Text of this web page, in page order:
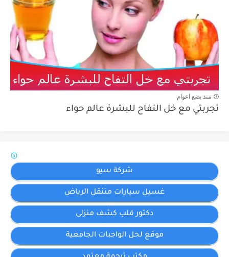
منذ بضع اعوام
تجربتي مع خل التفاح للبشرة عالم حواء
شركة سيو
غسيل سيارات متنقل الرياض
دكتور قلب كشف منزلى
موقع لحل الواجبات الجامعية